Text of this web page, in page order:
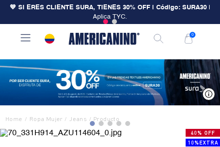
💙 SI ERES CLIENTE SURA, TIENES 30% OFF | Código: SURA30
Aplica TYC.
0
Ropa Mujer Jeans
40% OFF
10%EXTRA